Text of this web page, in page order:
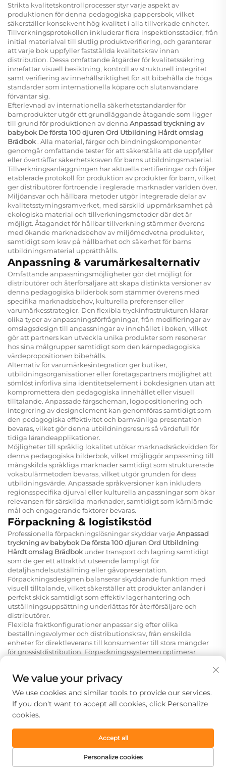
Strikta kvalitetskontrollprocesser styr varje aspekt av
produktionen för denna pedagogiska pappersbok, vilket
säkerställer konsekvent hög kvalitet i alla tillverkade enheter.
Tillverkningsprotokollen inkluderar flera inspektionsstadier, från
initial materialval till slutlig produktverifiering, och garanterar
att varje bok uppfyller fastställda kvalitetskrav innan
distribution. Dessa omfattande åtgärder för kvalitetssäkring
innefattar visuell besiktning, kontroll av strukturell integritet
samt verifiering av innehållsriktighet för att bibehålla de höga
standarder som internationella köpare och slutanvändare
förväntar sig.
Efterlevnad av internationella säkerhetsstandarder för
barnprodukter utgör ett grundläggande åtagande som ligger
till grund för produktionen av denna Anpassad tryckning av
babybok De första 100 djuren Ord Utbildning Hårdt omslag
Brädbok . Alla material, färger och bindningskomponenter
genomgår omfattande tester för att säkerställa att de uppfyller
eller överträffar säkerhetskraven för barns utbildningsmaterial.
Tillverkningsanläggningen har aktuella certifieringar och följer
etablerade protokoll för produktion av produkter för barn, vilket
ger distributörer förtroende i reglerade marknader världen över.
Miljöansvar och hållbara metoder utgör integrerade delar av
kvalitetsstyrningsramverket, med särskild uppmärksamhet på
ekologiska material och tillverkningsmetoder där det är
möjligt. Åtagandet för hållbar tillverkning stämmer överens
med ökande marknadsbehov av miljömedvetna produkter,
samtidigt som krav på hållbarhet och säkerhet för barns
utbildningsmaterial upprätthålls.
Anpassning & varumärkesalternativ
Omfattande anpassningsmöjligheter gör det möjligt för
distributörer och återförsäljare att skapa distinkta versioner av
denna pedagogiska bilderbok som stämmer överens med
specifika marknadsbehov, kulturella preferenser eller
varumärkesstrategier. Den flexibla tryckinfrastrukturen klarar
olika typer av anpassningsförfrågningar, från modifieringar av
omslagsdesign till anpassningar av innehållet i boken, vilket
gör att partners kan utveckla unika produkter som resonerar
hos sina målgrupper samtidigt som den kärnpedagogiska
värdepropositionen bibehålls.
Alternativ för varumärkesintegration ger butiker,
utbildningsorganisationer eller företagspartners möjlighet att
sömlöst införliva sina identitetselement i bokdesignen utan att
kompromettera den pedagogiska innehållet eller visuell
tilltalande. Anpassade färgscheman, logopositionering och
integrering av designelement kan genomföras samtidigt som
den pedagogiska effektivitet och barnvänliga presentation
bevaras, vilket gör denna utbildningsresurs så värdefull för
tidiga lärandeapplikationer.
Möjligheter till språklig lokalitet utökar marknadsräckvidden för
denna pedagogiska bilderbok, vilket möjliggör anpassning till
mångskilda språkliga marknader samtidigt som strukturerade
vokabulärmetoden bevaras, vilket utgör grunden för dess
utbildningsvärde. Anpassade språkversioner kan inkludera
regionsspecifika djurval eller kulturella anpassningar som ökar
relevansen för särskilda marknader, samtidigt som kärnlärnde
mål och engagerande faktorer bevaras.
Förpackning & logistikstöd
Professionella förpackningslösningar skyddar varjeAnpassad
tryckning av babybok De första 100 djuren Ord Utbildning
Hårdt omslag Brädbok under transport och lagring samtidigt
som de ger ett attraktivt utseende lämpligt för
detaljhandelsutställning eller gåvopresentation.
Förpackningsdesignen balanserar skyddande funktion med
visuell tilltalande, vilket säkerställer att produkter anländer i
perfekt skick samtidigt som effektiv lagerhantering och
utställningsuppsättning underlättas för återförsäljare och
distributörer.
Flexibla fraktkonfigurationer anpassar sig efter olika
beställningsvolymer och distributionskrav, från enskilda
enheter för direktleverans till konsumenter till stora mängder
för grossistdistribution. Förpackningssystemen optimerar
kostnadseffektiva logistiklösningar för internationella
distributionspartners.
Omfattande logistikstöd inkluderar samordningssupport för
internationella fraktbehov, dokumentationssupport för
tullighetsförmåga och flexibel leveredsschemaläggning för att
logistikhantering minskar komplexiteten för internationella
köpare samtidigt som det säkerställer tillförlitlig
produktleverans som uppfyller fastställda kvalitetsstandarder
genom hela distributionskedjan.
We value your privacy
We use cookies and similar tools to provide our services.
If you don't want to accept all cookies, click Personalize
cookies.
Personalize cookies
Accept all